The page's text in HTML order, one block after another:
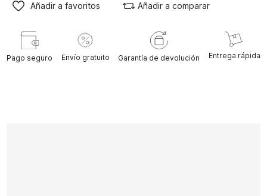
Añadir a favoritos Añadir a comparar
Pago seguro Envío gratuito Garantía de devolución Entrega rápida